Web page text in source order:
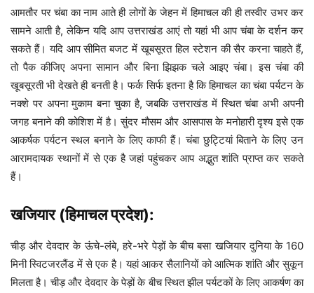
आमतौर पर चंबा का नाम आते ही लोगों के जेहन में हिमाचल की ही तस्वीर उभर कर
सामने आती है, लेकिन यदि आप उत्तराखंड आएं तो यहां भी आप चंबा के दर्शन कर
सकते हैं। यदि आप सीमित बजट में खूबसूरत हिल स्टेशन की सैर करना चाहते हैं,
तो पैक कीजिए अपना सामान और बिना झिझक चले आइए चंबा। इस चंबा की
खूबसूरती भी देखते ही बनती है। फर्क सिर्फ इतना है कि हिमाचल का चंबा पर्यटन के
नक्शे पर अपना मुकाम बना चुका है, जबकि उत्तराखंड में स्थित चंबा अभी अपनी
जगह बनाने की कोशिश में है। सुंदर मौसम और आसपास के मनोहारी दृश्य इसे एक
आकर्षक पर्यटन स्थल बनाने के लिए काफी हैं। चंबा छुट्टियां बिताने के लिए उन
आरामदायक स्थानों में से एक है जहां पहुंचकर आप अद्भुत शांति प्राप्त कर सकते
हैं।
खजियार (हिमाचल प्रदेश):
चीड़ और देवदार के ऊंचे-लंबे, हरे-भरे पेड़ों के बीच बसा खजियार दुनिया के 160
मिनी स्विटजरलैंड में से एक है। यहां आकर सैलानियों को आत्मिक शांति और सुकून
मिलता है। चीड़ और देवदार के पेड़ों के बीच स्थित झील पर्यटकों के लिए आकर्षण का